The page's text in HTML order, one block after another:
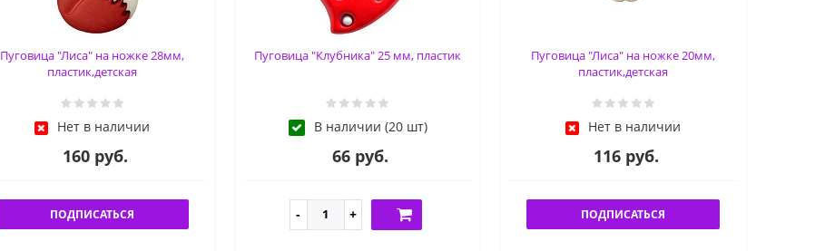
Пуговица "Лиса" на ножке 28мм,
пластик,детская
Нет в наличии
160 руб.
ПОДПИСАТЬСЯ
Пуговица "Клубника" 25 мм, пластик
В наличии (20 шт)
66 руб.
Пуговица "Лиса" на ножке 20мм,
пластик,детская
Нет в наличии
116 руб.
ПОДПИСАТЬСЯ